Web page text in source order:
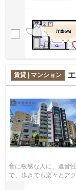
賃貸 | マンション
音に敏感な人に、遮音
で、歩きでも楽々とア